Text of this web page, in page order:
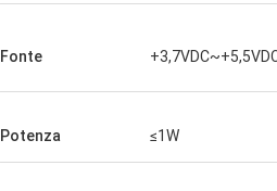
Fonte
Potenza ≤1W